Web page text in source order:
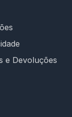
e Devoluções